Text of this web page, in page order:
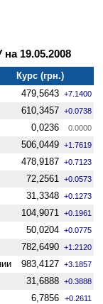
19.05.2008
Курс (грн.)
479,5643 +7.1400
610,3457 +0.0738
0,0236 0.0000
506,0449 +1.7619
478,9187 +0.7123
72,2561 +0.0573
31,3348 +0.1273
104,9071 +0.1961
50,0204 +0.0775
782,6490 +1.2120
983,4127 +3.1857
31,6888 +0.3888
6,7856 +0.2611